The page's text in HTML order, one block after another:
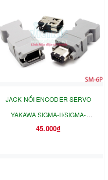
JACK NỐI ENCODER SERVO
YAKAWA SIGMA-II/SIGMA-
V/SIGMAV-II SM-6P
45.000₫